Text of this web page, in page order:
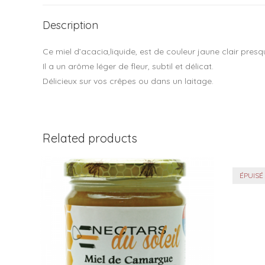
Description
Ce miel d’acacia,liquide, est de couleur jaune clair
Il a un arôme léger de fleur, subtil et délicat.
Délicieux sur vos crêpes ou dans un laitage.
Related products
ÉPUISÉ